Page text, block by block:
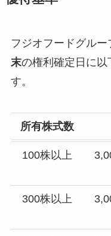
フジオフードグル
末の権利確定日に以
す。
所有株式数
100株以上
300株以上